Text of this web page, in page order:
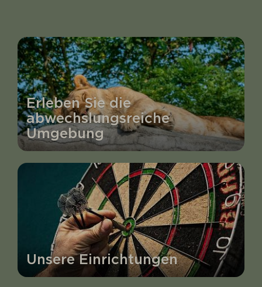
Erleben Sie die
abwechslungsreiche
Umgebung
Unsere Einrichtungen